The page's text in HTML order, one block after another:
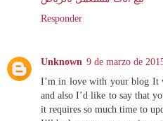
Responder
Unknown 9 de marzo de
I’m in love with your blog It
and also I’d like to say that
it requires so much time to